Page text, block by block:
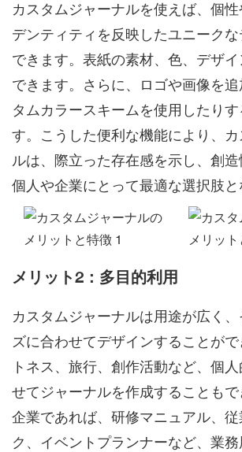
カスタムジャーナルを使えば、個
デンティティを反映したユニーク
できます。表紙の素材、色、デザ
できます。さらに、ロゴや画像を
タムカラースキームを使用したり
す。こうした便利な機能により、
ルは、際立った存在感を示し、創
個人や企業にとって最適な選択肢と
メリット2：多目的利用
カスタムジャーナルは用途が広く
ズに合わせてデザインすることが
トネス、旅行、創作活動など、個
せてジャーナルを作成することもで
企業であれば、研修マニュアル、
ク、イベントプランナーなど、業